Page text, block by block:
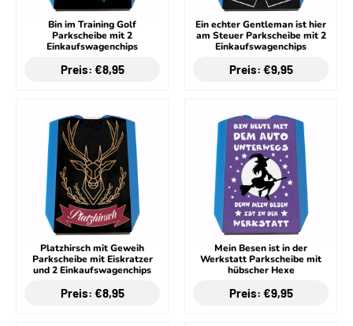
Bin im Training Golf
Parkscheibe mit 2
Einkaufswagenchips
Preis: €8,95
Ein echter Gentleman ist hier
am Steuer Parkscheibe mit 2
Einkaufswagenchips
Preis: €9,95
Platzhirsch mit Geweih
Parkscheibe mit Eiskratzer
und 2 Einkaufswagenchips
Preis: €8,95
Mein Besen ist in der
Werkstatt Parkscheibe mit
hübscher Hexe
Preis: €9,95